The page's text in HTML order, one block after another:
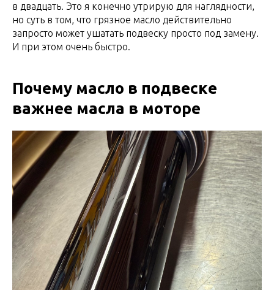
в двадцать. Это я конечно утрирую для наглядности,
но суть в том, что грязное масло действительно
запросто может ушатать подвеску просто под замену.
И при этом очень быстро.
Почему масло в подвеске
важнее масла в моторе